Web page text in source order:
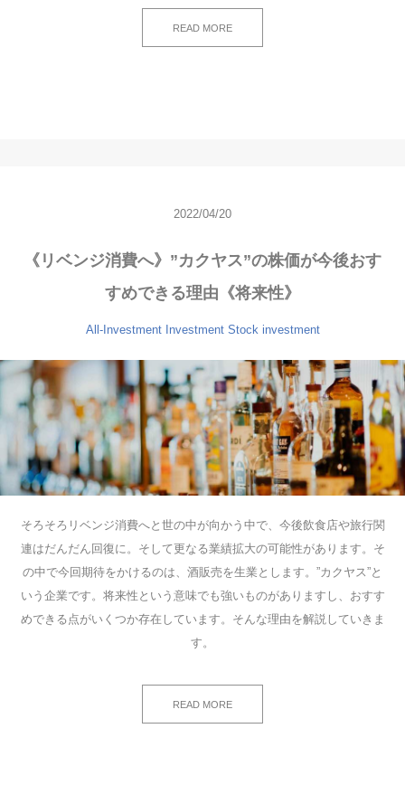
READ MORE
2022/04/20
《リベンジ消費へ》”カクヤス”の株価が今後おす
すめできる理由《将来性》
All-Investment Investment Stock investment
そろそろリベンジ消費へと世の中が向かう中で、今後飲食店や旅行関
連はだんだん回復に。そして更なる業績拡大の可能性があります。そ
の中で今回期待をかけるのは、酒販売を生業とします。”カクヤス”と
いう企業です。将来性という意味でも強いものがありますし、おすす
めできる点がいくつか存在しています。そんな理由を解説していきま
す。
READ MORE